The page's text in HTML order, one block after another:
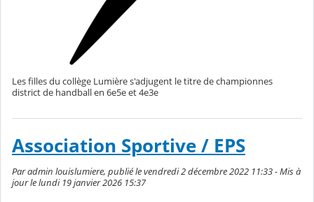
Les filles du collège Lumière s'adjugent le titre de championnes
district de handball en 6e5e et 4e3e
Association Sportive / EPS
Par admin louislumiere, publié le vendredi 2 décembre 2022 11:33 - Mis à
jour le lundi 19 janvier 2026 15:37